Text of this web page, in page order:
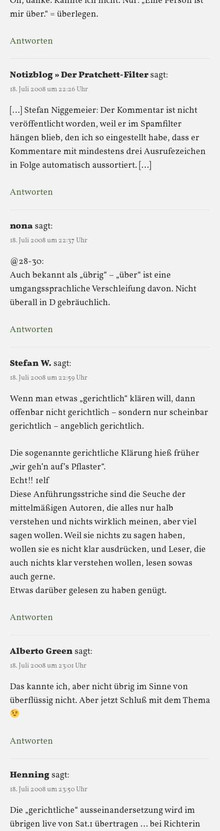
mir über.“ = überlegen.
Antworten
Notizblog » Der Pratchett-Filtersagt:
18. Juli 2008 um 22:26 Uhr
[…] Stefan Niggemeier: Der Kommentar ist nicht
veröffentlicht worden, weil er im Spamfilter
hängen blieb, den ich so eingestellt habe, dass er
Kommentare mit mindestens drei Ausrufezeichen
in Folge automatisch aussortiert. […]
Antworten
nonasagt:
18. Juli 2008 um 22:37 Uhr
@28-30:
Auch bekannt als „übrig“ – „über“ ist eine
umgangssprachliche Verschleifung davon. Nicht
überall in D gebräuchlich.
Antworten
Stefan W. sagt:
18. Juli 2008 um 22:59 Uhr
Wenn man etwas „gerichtlich“ klären will, dann
offenbar nicht gerichtlich – sondern nur scheinbar
gerichtlich – angeblich gerichtlich.
Die sogenannte gerichtliche Klärung hieß früher
„wir geh’n auf’s Pflaster“.
Echt!! 1elf
Diese Anführungsstriche sind die Seuche der
mittelmäßigen Autoren, die alles nur halb
verstehen und nichts wirklich meinen, aber viel
sagen wollen. Weil sie nichts zu sagen haben,
wollen sie es nicht klar ausdrücken, und Leser, die
auch nichts klar verstehen wollen, lesen sowas
auch gerne.
Etwas darüber gelesen zu haben genügt.
Antworten
Alberto Greensagt:
18. Juli 2008 um 23:01 Uhr
Das kannte ich, aber nicht übrig im Sinne von
überflüssig nicht. Aber jetzt Schluß mit dem Thema
Antworten
Henningsagt:
18. Juli 2008 um 23:50 Uhr
Die „gerichtliche“ ausseinandersetzung wird im
übrigen live von Sat.1 übertragen … bei Richterin